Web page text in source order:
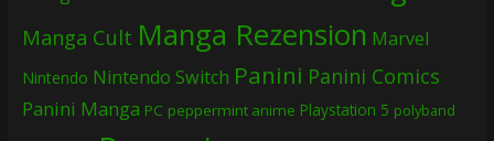
Manga Cult Manga Rezension Marvel
Nintendo Nintendo Switch Panini Panini Comics
Panini Manga PC peppermint anime Playstation 5 polyband